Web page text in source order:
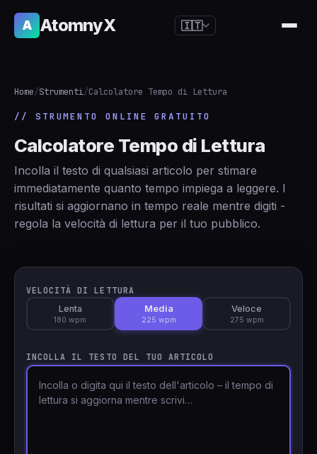
A AtomnyX 🇮🇹
Deutsch
🇯🇵日本語
🇷🇺Русский
🇮🇳हिन्दी
Nederlands
Home/Strumenti/Calcolatore Tempo di Lettura
// STRUMENTO ONLINE GRATUITO
Calcolatore Tempo di Lettura
Incolla il testo di qualsiasi articolo per stimare
immediatamente quanto tempo impiega a leggere. I
risultati si aggiornano in tempo reale mentre digiti -
regola la velocità di lettura per il tuo pubblico.
VELOCITÀ DI LETTURA
Lenta
180 wpm
Media
225 wpm
Veloce
275 wpm
INCOLLA IL TESTO DEL TUO ARTICOLO